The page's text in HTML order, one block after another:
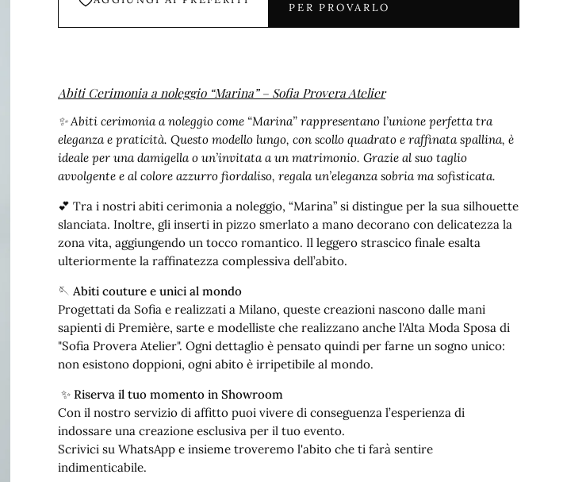
PER PROVARLO
Abiti Cerimonia a noleggio “Marina” – Sofia Provera Atelier
✨ Abiti cerimonia a noleggio come “Marina” rappresentano l’unione perfetta tra
eleganza e praticità. Questo modello lungo, con scollo quadrato e raffinata spallina, è
ideale per una damigella o un’invitata a un matrimonio. Grazie al suo taglio
avvolgente e al colore azzurro fiordaliso, regala un’eleganza sobria ma sofisticata.
💕 Tra i nostri abiti cerimonia a noleggio, “Marina” si distingue per la sua silhouette
slanciata. Inoltre, gli inserti in pizzo smerlato a mano decorano con delicatezza la
zona vita, aggiungendo un tocco romantico. Il leggero strascico finale esalta
ulteriormente la raffinatezza complessiva dell’abito.
🪡 Abiti couture e unici al mondo
Progettati da Sofia e realizzati a Milano, queste creazioni nascono dalle mani
sapienti di Première, sarte e modelliste che realizzano anche l'Alta Moda Sposa di
"Sofia Provera Atelier". Ogni dettaglio è pensato quindi per farne un sogno unico:
non esistono doppioni, ogni abito è irripetibile al mondo.
✨ Riserva il tuo momento in Showroom
Con il nostro servizio di affitto puoi vivere di conseguenza l’esperienza di
indossare una creazione esclusiva per il tuo evento.
Scrivici su WhatsApp e insieme troveremo l'abito che ti farà sentire
indimenticabile.